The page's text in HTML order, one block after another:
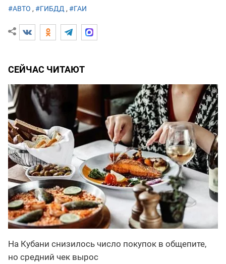
#АВТО , #ГИБДД , #ГАИ
СЕЙЧАС ЧИТАЮТ
На Кубани снизилось число покупок в общепите,
но средний чек вырос